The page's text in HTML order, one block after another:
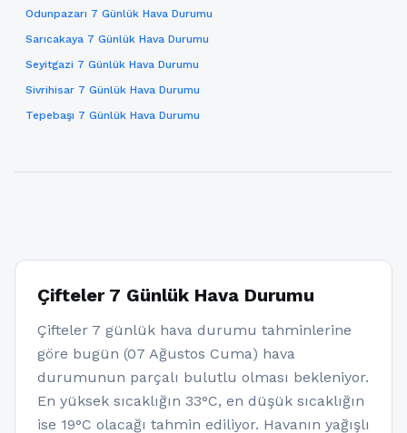
Odunpazarı 7 Günlük Hava Durumu
Sarıcakaya 7 Günlük Hava Durumu
Seyitgazi 7 Günlük Hava Durumu
Sivrihisar 7 Günlük Hava Durumu
Tepebaşı 7 Günlük Hava Durumu
Çifteler 7 Günlük Hava Durumu
Çifteler 7 günlük hava durumu tahminlerine
göre bugün (07 Ağustos Cuma) hava
durumunun parçalı bulutlu olması bekleniyor.
En yüksek sıcaklığın 33°C, en düşük sıcaklığın
ise 19°C olacağı tahmin ediliyor. Havanın yağışlı